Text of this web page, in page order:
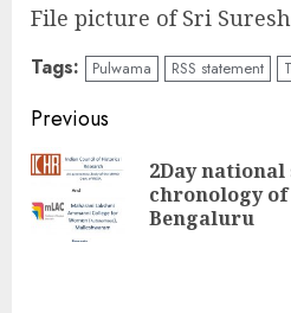
File picture of Sri
Tags: Pulwama RSS statement
Continue
Reading
Previous
2Day
chronology
Bengaluru